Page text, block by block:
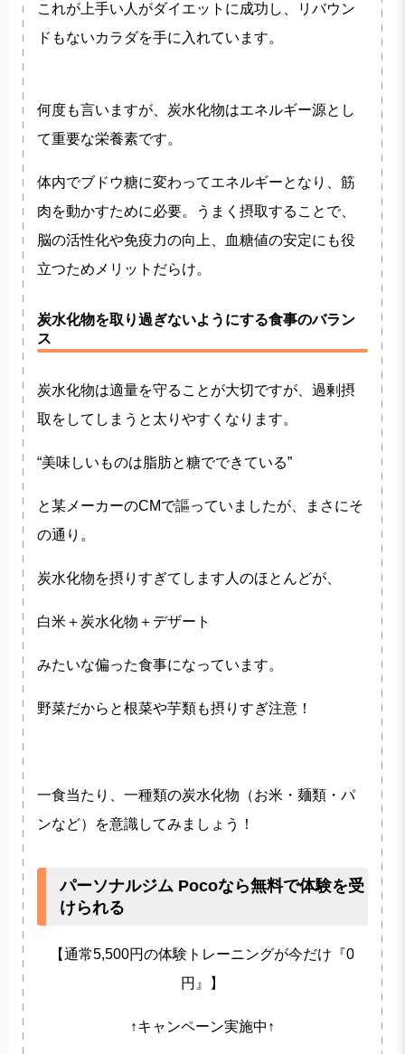
これが上手い人がダイエットに成功し、リバウン
ドもないカラダを手に入れています。
何度も言いますが、炭水化物はエネルギー源とし
て重要な栄養素です。
体内でブドウ糖に変わってエネルギーとなり、筋
肉を動かすために必要。うまく摂取することで、
脳の活性化や免疫力の向上、血糖値の安定にも役
立つためメリットだらけ。
炭水化物を取り過ぎないようにする食事のバラン
ス
炭水化物は適量を守ることが大切ですが、過剰摂
取をしてしまうと太りやすくなります。
“美味しいものは脂肪と糖でできている”
と某メーカーのCMで謳っていましたが、まさにそ
の通り。
炭水化物を摂りすぎてします人のほとんどが、
白米＋炭水化物＋デザート
みたいな偏った食事になっています。
野菜だからと根菜や芋類も摂りすぎ注意！
一食当たり、 一種類の炭水化物（お米・麺類・パ
ンなど）
を意識してみましょう！
パーソナルジム Pocoなら無料で体験を受
けられる
【通常5,500円の体験トレーニングが今だけ『0
円』】
↑キャンペーン実施中↑